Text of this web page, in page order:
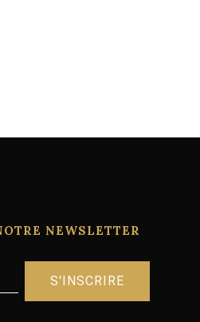
NEWSLETTER